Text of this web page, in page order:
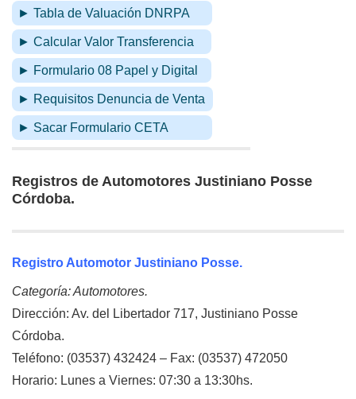
► Tabla de Valuación DNRPA
► Calcular Valor Transferencia
► Formulario 08 Papel y Digital
► Requisitos Denuncia de Venta
► Sacar Formulario CETA
Registros de Automotores Justiniano Posse
Córdoba.
Registro Automotor Justiniano Posse.
Categoría: Automotores.
Dirección: Av. del Libertador 717, Justiniano Posse
Córdoba.
Teléfono: (03537) 432424 – Fax: (03537) 472050
Horario: Lunes a Viernes: 07:30 a 13:30hs.